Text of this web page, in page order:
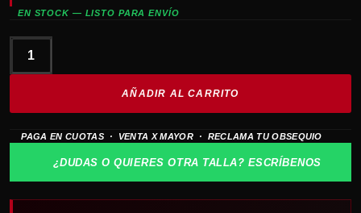
EN STOCK — LISTO PARA ENVÍO
GUNS
Appetite
cantidad
AÑADIR AL CARRITO
PAGA EN CUOTAS · VENTA X MAYOR · RECLAMA TU OBSEQUIO
¿DUDAS O QUIERES OTRA TALLA? ESCRÍBENOS